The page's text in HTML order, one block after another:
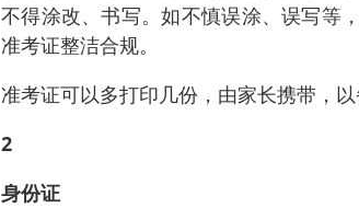
不得涂改、书写。如不慎误涂、误写等
准考证整洁合规。
准考证可以多打印几份，由家长携带，以
2
身份证